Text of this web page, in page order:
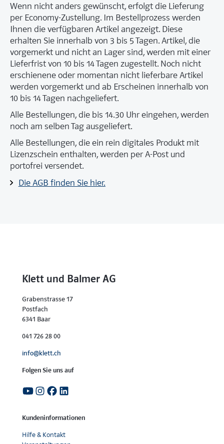
Wenn nicht anders gewünscht, erfolgt die Lieferung
per Economy-Zustellung. Im Bestellprozess werden
Ihnen die verfügbaren Artikel angezeigt. Diese
erhalten Sie innerhalb von 3 bis 5 Tagen. Artikel, die
vorgemerkt und nicht an Lager sind, werden mit einer
Lieferfrist von 10 bis 14 Tagen zugestellt. Noch nicht
erschienene oder momentan nicht lieferbare Artikel
werden vorgemerkt und ab Erscheinen innerhalb von
10 bis 14 Tagen nachgeliefert.
Alle Bestellungen, die bis 14.30 Uhr eingehen, werden
noch am selben Tag ausgeliefert.
Alle Bestellungen, die ein rein digitales Produkt mit
Lizenzschein enthalten, werden per A-Post und
portofrei versendet.
Die AGB finden Sie hier.
Klett und Balmer AG
Grabenstrasse 17
Postfach
6341 Baar
041 726 28 00
info@klett.ch
Folgen Sie uns auf
Kundeninformationen
Hilfe & Kontakt